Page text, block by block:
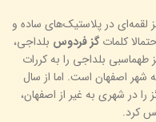
لقمه‌ای در پلاستیک‌های ساده و
کلماتگز فردوس بلداجی،
بلداجی را به کررات
شهر اصفهان است. اما از سال
گز را در شهری به غیر از اصفهان،
کرد.